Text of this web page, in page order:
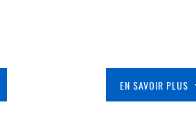
EN SAVOIR PLUS